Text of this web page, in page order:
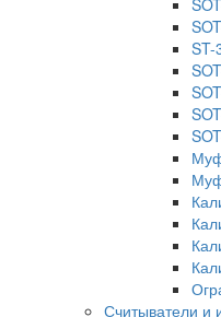
ST-
Считыватели и